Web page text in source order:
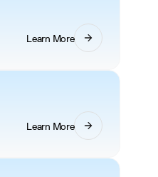
Learn More
Learn More